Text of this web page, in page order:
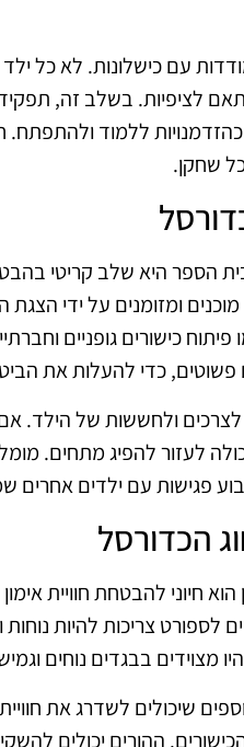
עם כישלונות. לא כל
לציפיות. בשלב זה,
ללמוד ולהתפתח.
שחקן.
הספר היא שלב קריטי
מוכנים ומזומנים על ידי
כישורים גופניים
פשוטים, כדי להעלות את
ולחששות של הילד.
לעזור להפיג מתחים.
פגישות עם ילדים אחרים
הכדורסל
הוא חיוני להבטחת חוויית
לספורט צריכות להיות
מצוידים בבגדים נוחים
שיכולים לשדרג את
ההורים יכולים